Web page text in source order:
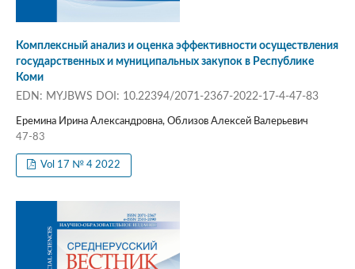
Комплексный анализ и оценка эффективности осуществления
государственных и муниципальных закупок в Республике
Коми
EDN: MYJBWS DOI: 10.22394/2071-2367-2022-17-4-47-83
Еремина Ирина Александровна, Облизов Алексей Валерьевич
47-83
Vol 17 № 4 2022